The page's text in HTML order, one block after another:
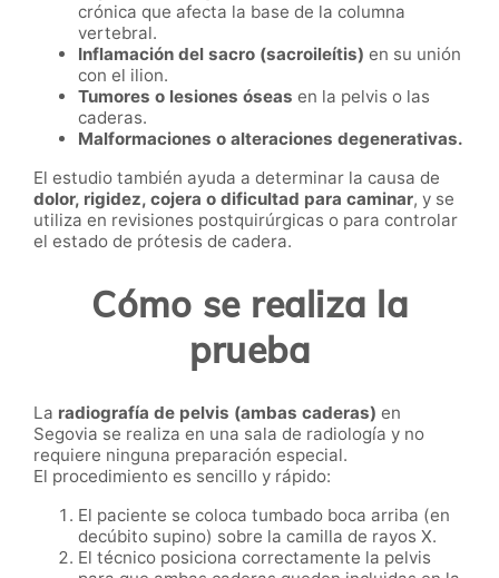
crónica que afecta la base de la columna
vertebral.
Inflamación del sacro (sacroileítis) en su unión
con el ilion.
Tumores o lesiones óseas en la pelvis o las
caderas.
Malformaciones o alteraciones degenerativas.
El estudio también ayuda a determinar la causa de
dolor, rigidez, cojera o dificultad para caminar, y se
utiliza en revisiones postquirúrgicas o para controlar
el estado de prótesis de cadera.
Cómo se realiza la
prueba
La radiografía de pelvis (ambas caderas) en
Segovia se realiza en una sala de radiología y no
requiere ninguna preparación especial.
El procedimiento es sencillo y rápido:
El paciente se coloca tumbado boca arriba (en
decúbito supino) sobre la camilla de rayos X.
El técnico posiciona correctamente la pelvis